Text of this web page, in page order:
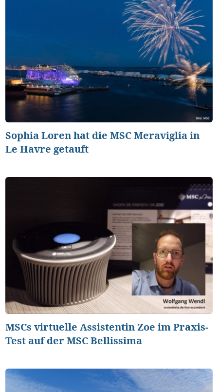
Sophia Loren hat die MSC Meraviglia in
Le Havre getauft
MSCs virtuelle Assistentin Zoe im Praxis-
Test auf der MSC Bellissima